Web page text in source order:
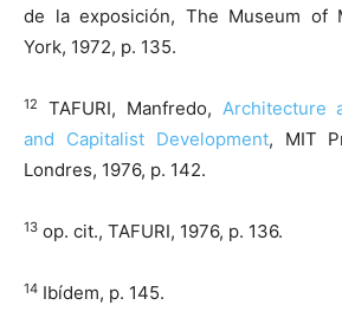
de la exposición, The Museum of
York, 1972, p. 135.
12 TAFURI, Manfredo, Architecture
and Capitalist Development, MIT
Londres, 1976, p. 142.
13 op. cit., TAFURI, 1976, p. 136.
14 Ibídem, p. 145.